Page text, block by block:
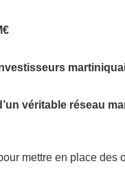
véritable réseau
mettre en place des